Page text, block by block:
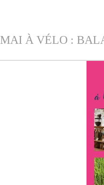
MAI À VÉLO :